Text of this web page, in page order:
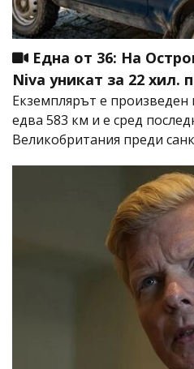
Една от 36: На
Niva уникат за 22 хил.
Екземплярът е произведен
едва 583 км и е сред
Великобритания преди